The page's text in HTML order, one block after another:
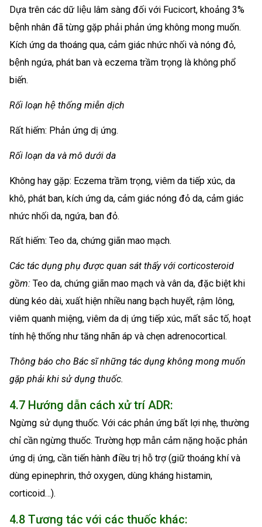
Dựa trên các dữ liệu lâm sàng đối với Fucicort, khoảng 3%
bệnh nhân đã từng gặp phải phản ứng không mong muốn.
Kích ứng da thoáng qua, cảm giác nhức nhối và nóng đỏ,
bệnh ngứa, phát ban và eczema trầm trọng là không phổ
biến.
Rối loạn hệ thống miễn dịch
Rất hiếm: Phản ứng dị ứng.
Rối loạn da và mô dưới da
Không hay gặp: Eczema trầm trọng, viêm da tiếp xúc, da
khô, phát ban, kích ứng da, cảm giác nóng đỏ da, cảm giác
nhức nhối da, ngứa, ban đỏ.
Rất hiếm: Teo da, chứng giãn mao mạch.
Các tác dụng phụ được quan sát thấy với corticosteroid
gồm: Teo da, chứng giãn mao mạch và vân da, đặc biệt khi
dùng kéo dài, xuất hiện nhiều nang bạch huyết, rậm lông,
viêm quanh miệng, viêm da dị ứng tiếp xúc, mất sắc tố, hoạt
tính hệ thống như tăng nhãn áp và chẹn adrenocortical.
Thông báo cho Bác sĩ những tác dụng không mong muốn
gặp phải khi sử dụng thuốc.
4.7 Hướng dẫn cách xử trí ADR:
Ngừng sử dụng thuốc. Với các phản ứng bất lợi nhẹ, thường
chỉ cần ngừng thuốc. Trường hợp mẫn cảm nặng hoặc phản
ứng dị ứng, cần tiến hành điều trị hỗ trợ (giữ thoáng khí và
dùng epinephrin, thở oxygen, dùng kháng histamin,
corticoid…).
4.8 Tương tác với các thuốc khác: